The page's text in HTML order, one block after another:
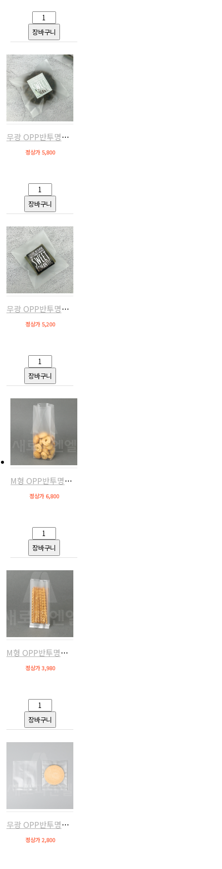
무광 OPP반투명비닐(접착,13x13+4,약250장)
정상가 5,800
무광 OPP반투명비닐(접착,10x11+4,약250장)
정상가 5,200
M형 OPP반투명쿠키비닐(9x32,약100장)
정상가 6,800
M형 OPP반투명쿠키비닐(7x17,약100장)
정상가 3,980
무광 OPP반투명쿠키비닐(10x12,약100장)
정상가 2,800